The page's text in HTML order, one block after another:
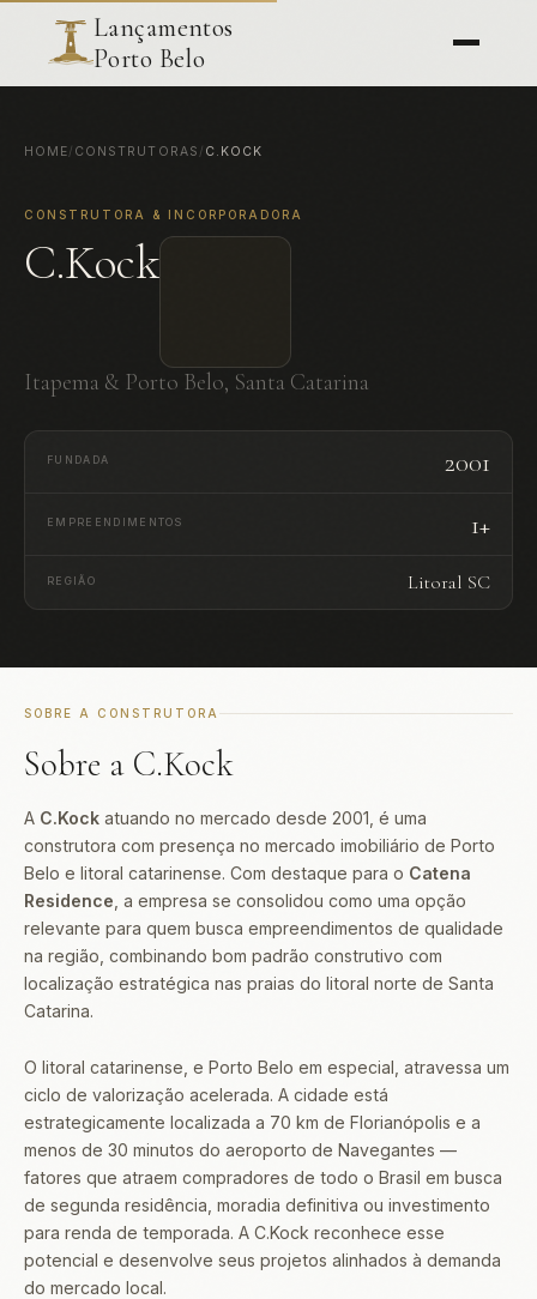
Lançamentos
Porto Belo
HOME/ CONSTRUTORAS / C.KOCK
CONSTRUTORA & INCORPORADORA
C.Kock
Itapema & Porto Belo, Santa Catarina
FUNDADA 2001
EMPREENDIMENTOS 1+
REGIÃO Litoral SC
SOBRE A CONSTRUTORA
Sobre a C.Kock
A C.Kock atuando no mercado desde 2001, é uma
construtora com presença no mercado imobiliário de Porto
Belo e litoral catarinense. Com destaque para o Catena
Residence , a empresa se consolidou como uma opção
relevante para quem busca empreendimentos de qualidade
na região, combinando bom padrão construtivo com
localização estratégica nas praias do litoral norte de Santa
Catarina.
O litoral catarinense, e Porto Belo em especial, atravessa um
ciclo de valorização acelerada. A cidade está
estrategicamente localizada a 70 km de Florianópolis e a
menos de 30 minutos do aeroporto de Navegantes —
fatores que atraem compradores de todo o Brasil em busca
de segunda residência, moradia definitiva ou investimento
para renda de temporada. A C.Kock reconhece esse
potencial e desenvolve seus projetos alinhados à demanda
do mercado local.